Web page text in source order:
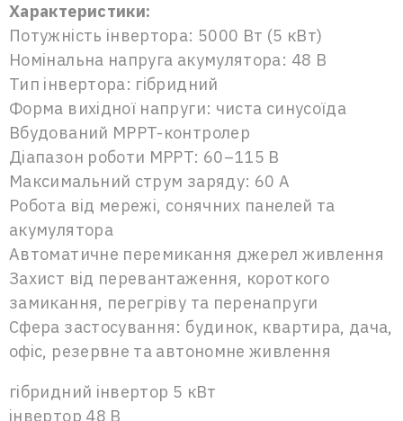
Характеристики:
Потужність інвертора: 5000 Вт (5 кВт)
Номінальна напруга акумулятора: 48 В
Тип інвертора: гібридний
Форма вихідної напруги: чиста синусоїда
Вбудований MPPT-контролер
Діапазон роботи MPPT: 60–115 В
Максимальний струм заряду: 60 А
Робота від мережі, сонячних панелей та
акумулятора
Автоматичне перемикання джерел живлення
Захист від перевантаження, короткого
замикання, перегріву та перенапруги
Сфера застосування: будинок, квартира, дача,
офіс, резервне та автономне живлення
гібридний інвертор 5 кВт
інвертор 48 В